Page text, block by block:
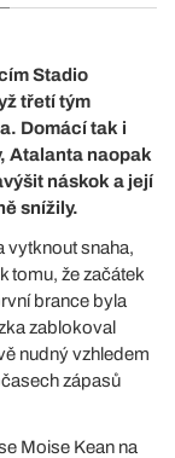
Stadio
třetí tým
Domácí tak i
Atalanta naopak
náskok a její
snížily.
vytknout snaha,
tomu, že začátek
brance byla
zablokoval
nudný vzhledem
zápasů
Moise Kean na